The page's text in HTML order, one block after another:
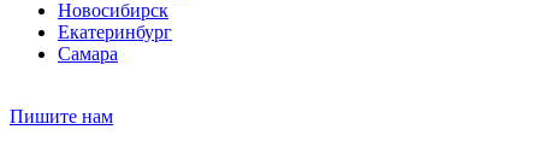
Новосибирск
Екатеринбург
Самара
Пишите нам